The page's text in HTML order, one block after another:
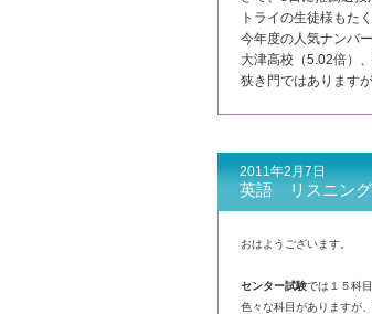
トライの生徒様もた
今年度の人気ナンバ
大津高校（5.02倍）
狭き門ではあります
2011年2月7日
英語 リスニン
おはようございます。
センター試験では１５科
色々な科目がありますが